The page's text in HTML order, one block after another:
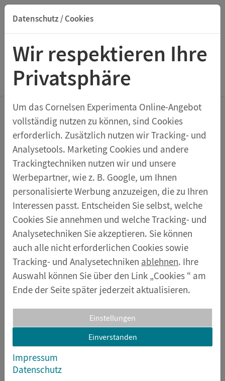
Datenschutz / Cookies
Wir respektieren Ihre
Privatsphäre
Um das Cornelsen Experimenta Online-Angebot
vollständig nutzen zu können, sind Cookies
erforderlich. Zusätzlich nutzen wir Tracking- und
Analysetools. Marketing Cookies und andere
Trackingtechniken nutzen wir und unsere
Werbepartner, wie z. B. Google, um Ihnen
personalisierte Werbung anzuzeigen, die zu Ihren
Interessen passt. Entscheiden Sie selbst, welche
Cookies Sie annehmen und welche Tracking- und
Analysetechniken Sie akzeptieren. Sie können
auch alle nicht erforderlichen Cookies sowie
Tracking- und Analysetechniken ablehnen. Ihre
Auswahl können Sie über den Link „Cookies “ am
Ende der Seite später jederzeit aktualisieren.
Einstellungen
Einverstanden
Impressum
Datenschutz
Suche nach Titel, ISBN, Webcode, Stichwort...
Menu Spulen und Transformatoren
Experimente mit Hochspannung
Demo-Set Transformator
Achtung Hochspannung!
Lassen Sie für Ihre Schülerinnen und Schüler ganz
bildhaft den Funken überspringen. Diese Experimente
machen nicht nur einen leuchtenden Eindruck,
sondern erhellen blitzartig die Gedanken der Kinder.
Ihre Schülerinnen und Schüler werdenBegriffe und
Zusammenhänge sichtlich begreifen,bei denen es
um Induktivität, Magnetfeld, Windungszahl,
Ohm’schen Widerstand, Stromstärke, Impedanz,
Spannung, Querschnitt und Länge von Leitern,
Spulen, U-Kern und I-Kern, Schmelztemperaturen,
Thermodynamik und vielen mehr geht.
Thematischer Kontextbezug